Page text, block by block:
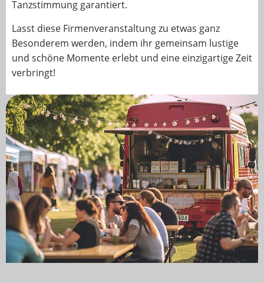
Tanzstimmung garantiert.
Lasst diese Firmenveranstaltung zu etwas ganz
Besonderem werden, indem ihr gemeinsam lustige
und schöne Momente erlebt und eine einzigartige Zeit
verbringt!